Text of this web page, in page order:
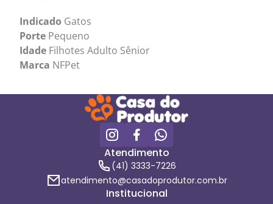
Indicado Gatos
Porte Pequeno
Idade Filhotes Adulto Sênior
Marca NFPet
Atendimento
(41) 3333-7226
atendimento@casadoprodutor.com.br
Institucional